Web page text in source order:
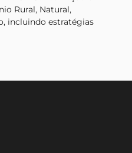
Rural, Natural,
incluindo estratégias